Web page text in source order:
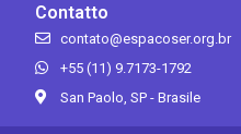
Contatto
contato@espacoser.org.br
+55 (11) 9.7173-1792
San Paolo, SP - Brasile